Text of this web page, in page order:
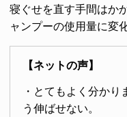
寝ぐせを直す手間はか
ャンプーの使用量に変
【ネットの声】
・とてもよく分か
う伸ばせない。